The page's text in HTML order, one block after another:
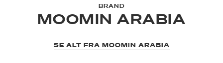
BRAND
MOOMIN ARABIA
SE ALT FRA MOOMIN ARABIA